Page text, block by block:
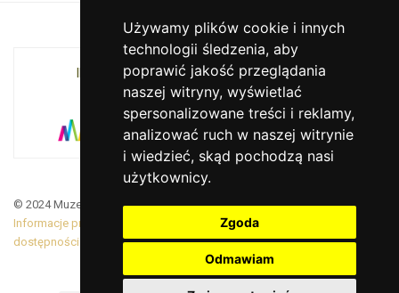
Używamy plików cookie i innych
technologii śledzenia, aby
poprawić jakość przeglądania
naszej witryny, wyświetlać
spersonalizowane treści i reklamy,
analizować ruch w naszej witrynie
i wiedzieć, skąd pochodzą nasi
użytkownicy.
Zgoda
Odmawiam
INSTYTUCJA KULTURY MIASTA KRAKOWA I
WOJEWÓDZTWA MAŁOPOLSKIEGO
© 2024 Muzeum Armii Krajowej. Translated by Google Translate
Informacje prawne
Zamówienia publiczne|
dostępności